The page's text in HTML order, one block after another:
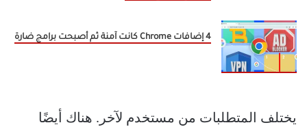
4 إضافات Chrome كانت آمنة ثم أصبحت برامج ضارة
يختلف المتطلبات من مستخدم لآخر. هناك أيضًا